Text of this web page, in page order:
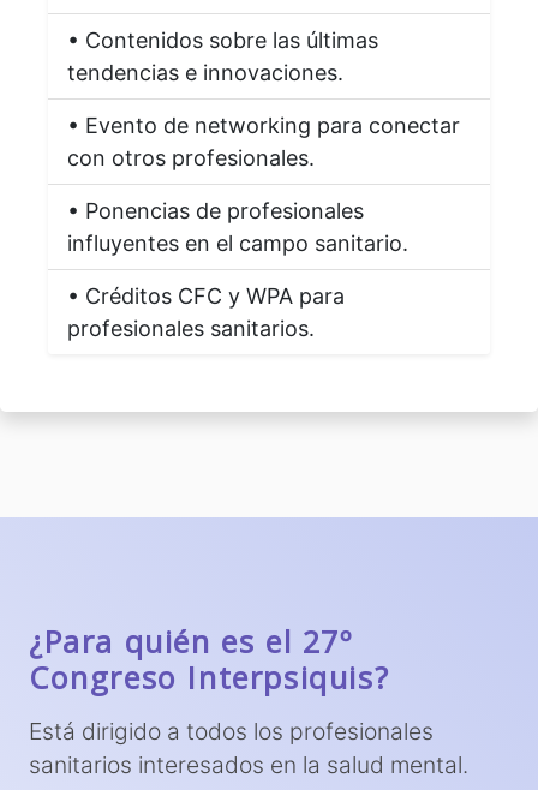
• Contenidos sobre las últimas
tendencias e innovaciones.
• Evento de networking para conectar
con otros profesionales.
• Ponencias de profesionales
influyentes en el campo sanitario.
• Créditos CFC y WPA para
profesionales sanitarios.
¿Para quién es el 27º
Congreso Interpsiquis?
Está dirigido a todos los profesionales
sanitarios interesados en la salud mental.